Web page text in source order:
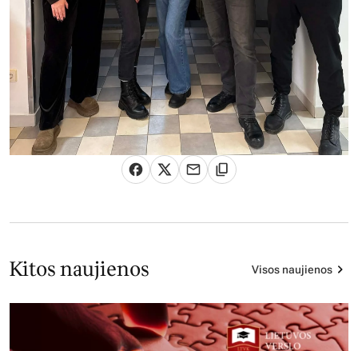
Kitos naujienos Visos naujienos